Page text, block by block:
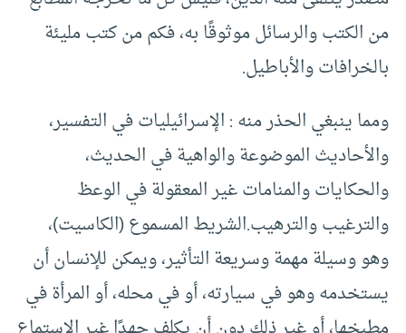
من الكتب والرسائل موثوقًا به، فكم من كتب مليئة
بالخرافات والأباطيل.
ومما ينبغي الحذر منه : الإسرائيليات في التفسير،
والأحاديث الموضوعة والواهية في الحديث،
والحكايات والمنامات غير المعقولة في الوعظ
والترغيب والترهيب.الشريط المسموع (الكاسيت)،
وهو وسيلة مهمة وسريعة التأثير، ويمكن للإنسان أن
يستخدمه وهو في سيارته، أو في محله، أو المرأة في